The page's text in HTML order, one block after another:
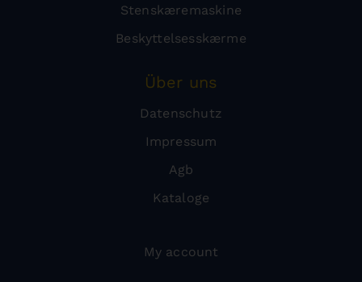
Stenskæremaskine
Beskyttelsesskærme
Über uns
Datenschutz
Impressum
Agb
Kataloge
My account